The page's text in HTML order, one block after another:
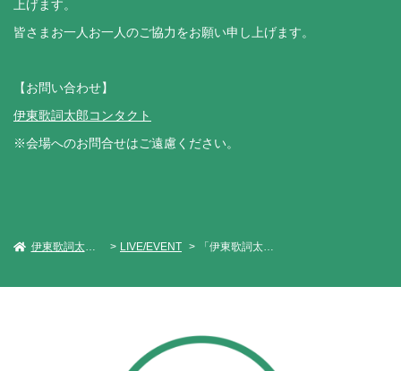
上げます。
皆さまお一人お一人のご協力をお願い申し上げます。
【お問い合わせ】
伊東歌詞太郎コンタクト
※会場へのお問合せはご遠慮ください。
伊東歌詞太郎 Official Web Site LIVE/EVENT 「伊東歌詞太郎 フリーライブ2025」in 埼玉